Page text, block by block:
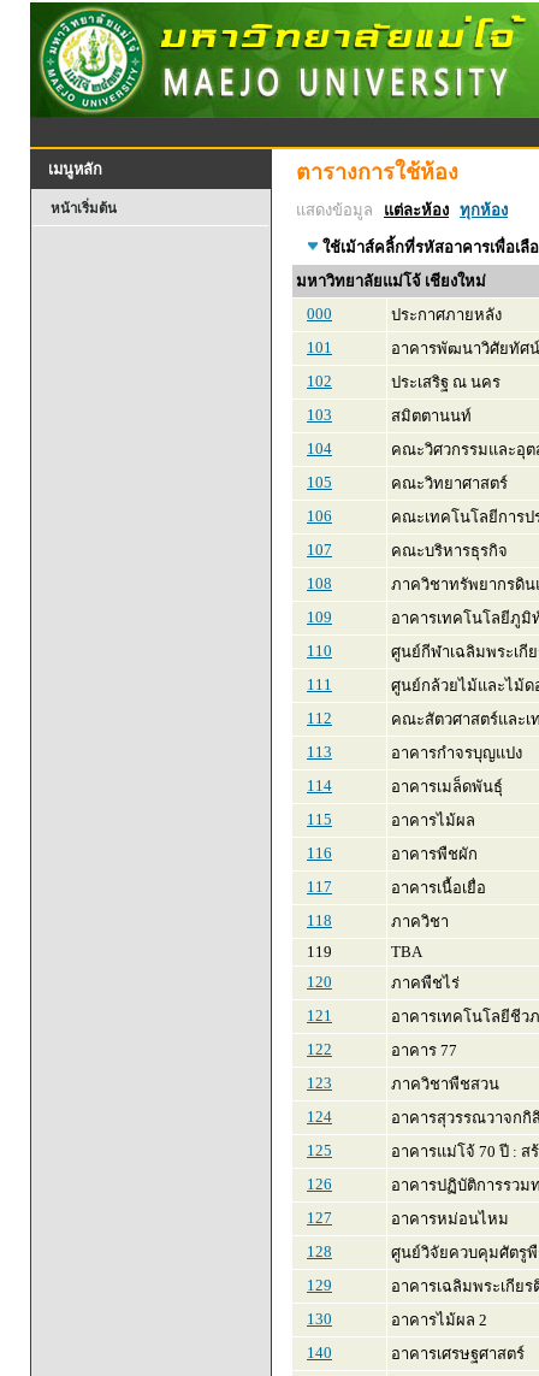
เมนูหลัก
หน้าเริ่มต้น
ตารางการใช้ห้อง
แสดงข้อมูล แต่ละห้อง ทุกห้อง
ใช้เม้าส์คลิ้กที่รหัสอาคารเพื่อเลื
มหาวิทยาลัยแม่โจ้ เชียงใหม่
000
ประกาศภายหลัง
101
อาคารพัฒนาวิศัยทัศน์
102
ประเสริฐ ณ นคร
103
สมิตตานนท์
104
คณะวิศวกรรมและอุต
105
คณะวิทยาศาสตร์
106
คณะเทคโนโลยีการป
107
คณะบริหารธุรกิจ
108
ภาควิชาทรัพยากรดิน
109
อาคารเทคโนโลยีภูมิ
110
ศูนย์กีฬาเฉลิมพระเกี
111
ศูนย์กล้วยไม้และไม้ด
112
คณะสัตวศาสตร์และเ
113
อาคารกำจรบุญแปง
114
อาคารเมล็ดพันธุ์
115
อาคารไม้ผล
116
อาคารพืชผัก
117
อาคารเนื้อเยื่อ
118
ภาควิชา
119
TBA
120
ภาคพืชไร่
121
อาคารเทคโนโลยีชีว
122
อาคาร 77
123
ภาควิชาพืชสวน
124
อาคารสุวรรณวาจกกิ
125
อาคารแม่โจ้ 70 ปี :
126
อาคารปฏิบัติการรวม
127
อาคารหม่อนไหม
128
ศูนย์วิจัยควบคุมศัตรู
129
อาคารเฉลิมพระเกีย
130
อาคารไม้ผล 2
140
อาคารเศรษฐศาสตร์